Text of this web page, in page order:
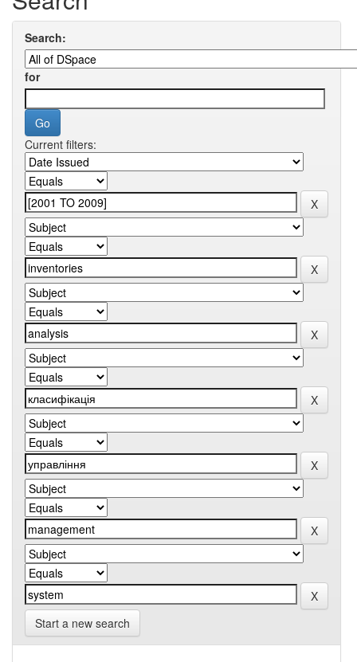
Search:
for
Current filters:
Start a new search